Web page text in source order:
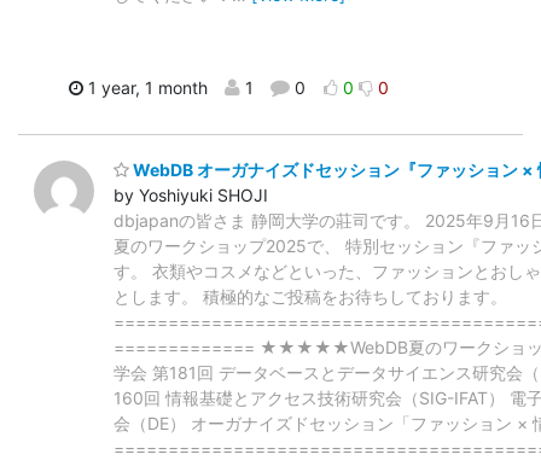
1 year, 1 month 1 0 0 0
WebDB オーガナイズドセッション『ファッション ×
by Yoshiyuki SHOJI
dbjapanの皆さま 静岡大学の莊司です。 2025年9月16
夏のワークショップ2025で、 特別セッション『ファッ
す。 衣類やコスメなどといった、ファッションとおし
とします。 積極的なご投稿をお待ちしております。
============= ★★★★★WebDB夏のワークシ
学会 第181回 データベースとデータサイエンス研究会
160回 情報基礎とアクセス技術研究会（SIG-IFAT） 電
会（DE） オーガナイズドセッション「ファッション ×